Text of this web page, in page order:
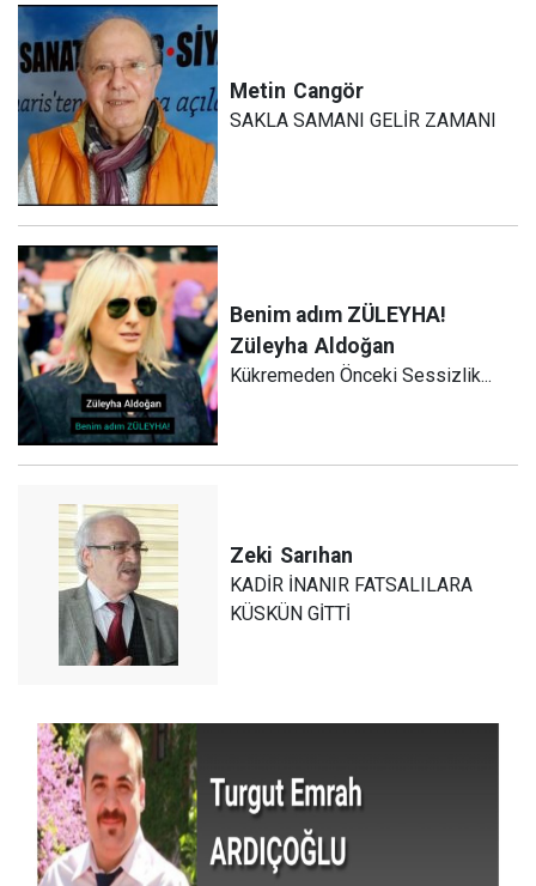
Metin Cangör
SAKLA SAMANI GELİR ZAMANI
Benim adım ZÜLEYHA!
Züleyha Aldoğan
Kükremeden Önceki Sessizlik...
Zeki Sarıhan
KADİR İNANIR FATSALILARA
KÜSKÜN GİTTİ